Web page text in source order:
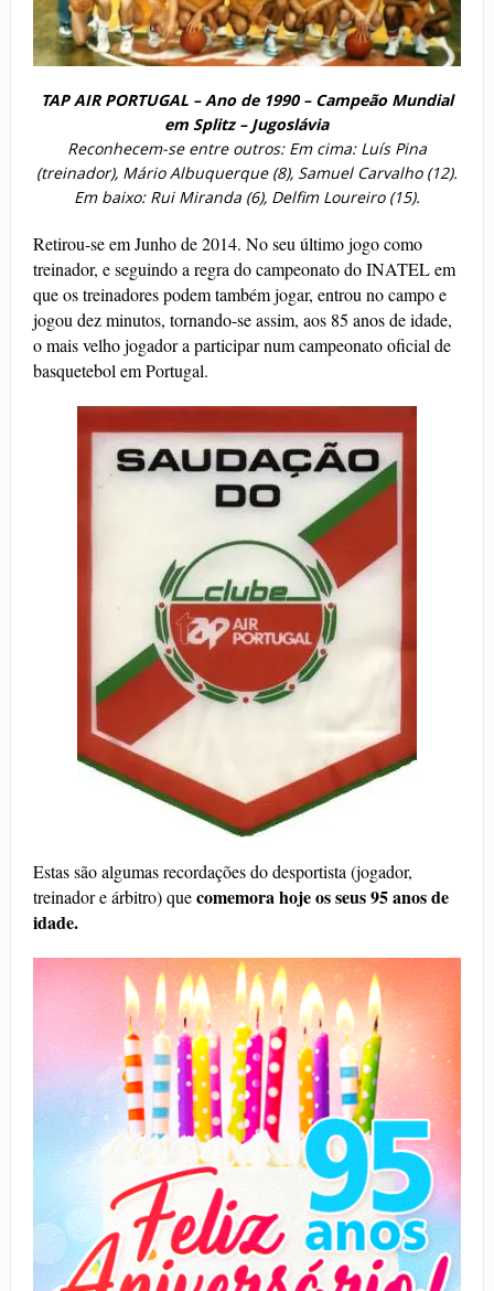
TAP AIR PORTUGAL – Ano de 1990 – Campeão Mundial
em Splitz – Jugoslávia
Reconhecem-se entre outros: Em cima: Luís Pina
(treinador), Mário Albuquerque (8), Samuel Carvalho (12).
Em baixo: Rui Miranda (6), Delfim Loureiro (15).
Retirou-se em Junho de 2014. No seu último jogo como
treinador, e seguindo a regra do campeonato do INATEL em
que os treinadores podem também jogar, entrou no campo e
jogou dez minutos, tornando-se assim, aos 85 anos de idade,
o mais velho jogador a participar num campeonato oficial de
basquetebol em Portugal.
Estas são algumas recordações do desportista (jogador,
treinador e árbitro) quecomemora hoje os seus 95 anos de
idade.